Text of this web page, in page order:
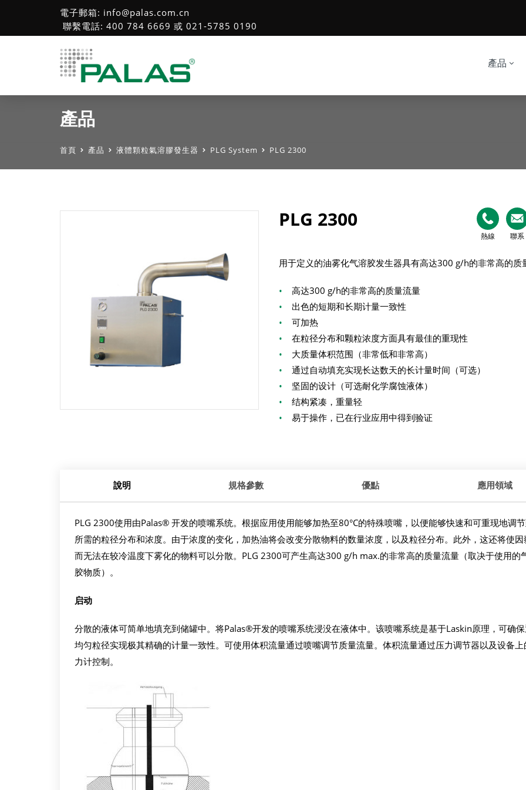
電子郵箱: info@palas.com.cn
聯繫電話: 400 784 6669 或 021-5785 0190
產品
產品
首頁 產品 液體顆粒氣溶膠發生器 PLG System PLG 2300
熱線 聯系
PLG 2300
用于定义的油雾化气溶胶发生器具有高达300 g/h的非常高的质
• 高达300 g/h的非常高的质量流量
• 出色的短期和长期计量一致性
• 可加热
• 在粒径分布和颗粒浓度方面具有最佳的重现性
• 大质量体积范围（非常低和非常高）
• 通过自动填充实现长达数天的长计量时间（可选）
• 坚固的设计（可选耐化学腐蚀液体）
• 结构紧凑，重量轻
• 易于操作，已在行业应用中得到验证
說明 規格參數 優點 應用領域
PLG 2300使用由Palas® 开发的喷嘴系统。根据应用使用能够加热至80°C的特殊喷嘴，以便能够快速和可重现地调
所需的粒径分布和浓度。由于浓度的变化，加热油将会改变分散物料的数量浓度，以及粒径分布。此外，这还将使因
而无法在较冷温度下雾化的物料可以分散。PLG 2300可产生高达300 g/h max.的非常高的质量流量（取决于使用的
胶物质）。
启动
分散的液体可简单地填充到储罐中。将Palas®开发的喷嘴系统浸没在液体中。该喷嘴系统是基于Laskin原理，可确
均匀粒径实现极其精确的计量一致性。可使用体积流量通过喷嘴调节质量流量。体积流量通过压力调节器以及设备上
力计控制。